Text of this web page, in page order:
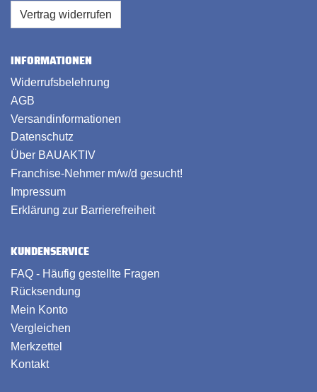
Vertrag widerrufen
INFORMATIONEN
Widerrufsbelehrung
AGB
Versandinformationen
Datenschutz
Über BAUAKTIV
Franchise-Nehmer m/w/d gesucht!
Impressum
Erklärung zur Barrierefreiheit
KUNDENSERVICE
FAQ - Häufig gestellte Fragen
Rücksendung
Mein Konto
Vergleichen
Merkzettel
Kontakt